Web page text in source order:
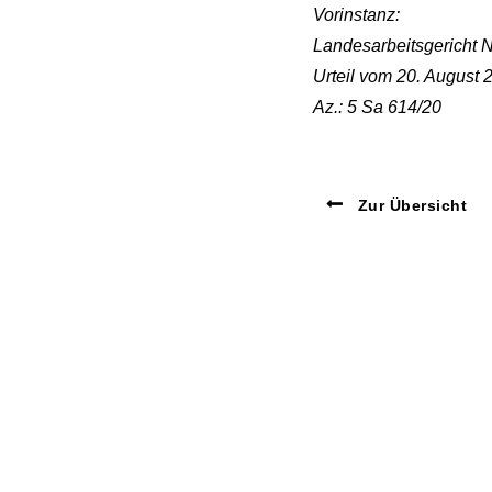
Vorinstanz:
Landesarbeitsgericht
Urteil vom 20. August
Az.: 5 Sa 614/20
Zur Übersicht